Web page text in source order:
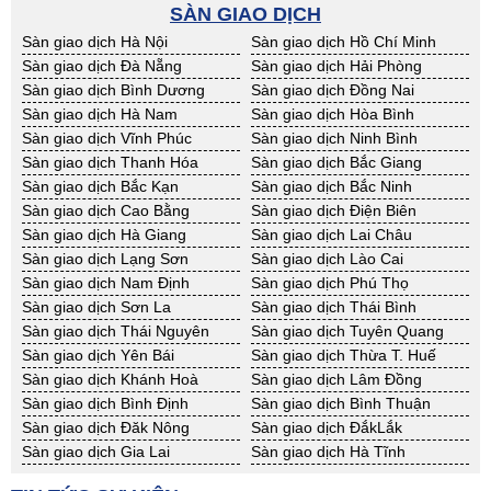
BĐS khác Ninh Thuận
BĐS khác Phú Yên
BĐS khác Quảng Bình
BĐS khác Quảng Nam
BĐS khác Quảng Ngãi
BĐS khác Bà Rịa - VT
BĐS khác Cần Thơ
BĐS khác An Giang
BĐS khác Bạc Liêu
BĐS khác Bến Tre
BĐS khác Bình Phước
BĐS khác Cà Mau
BĐS khác Đồng Tháp
BĐS khác Hậu Giang
BĐS khác Kiên Giang
BĐS khác Long An
BĐS khác Sóc Trăng
BĐS khác Tây Ninh
BĐS khác Tiền Giang
BĐS khác Trà Vinh
BĐS khác Vĩnh Long
BĐS khác Hải Dương
BĐS khác Hưng Yên
BĐS khác Quảng Ninh
SÀN GIAO DỊCH
Sàn giao dịch Hà Nội
Sàn giao dịch Hồ Chí Minh
Sàn giao dịch Đà Nẵng
Sàn giao dịch Hải Phòng
Sàn giao dịch Bình Dương
Sàn giao dịch Đồng Nai
Sàn giao dịch Hà Nam
Sàn giao dịch Hòa Bình
Sàn giao dịch Vĩnh Phúc
Sàn giao dịch Ninh Bình
Sàn giao dịch Thanh Hóa
Sàn giao dịch Bắc Giang
Sàn giao dịch Bắc Kạn
Sàn giao dịch Bắc Ninh
Sàn giao dịch Cao Bằng
Sàn giao dịch Điện Biên
Sàn giao dịch Hà Giang
Sàn giao dịch Lai Châu
Sàn giao dịch Lạng Sơn
Sàn giao dịch Lào Cai
Sàn giao dịch Nam Định
Sàn giao dịch Phú Thọ
Sàn giao dịch Sơn La
Sàn giao dịch Thái Bình
Sàn giao dịch Thái Nguyên
Sàn giao dịch Tuyên Quang
Sàn giao dịch Yên Bái
Sàn giao dịch Thừa T. Huế
Sàn giao dịch Khánh Hoà
Sàn giao dịch Lâm Đồng
Sàn giao dịch Bình Định
Sàn giao dịch Bình Thuận
Sàn giao dịch Đăk Nông
Sàn giao dịch ĐắkLắk
Sàn giao dịch Gia Lai
Sàn giao dịch Hà Tĩnh